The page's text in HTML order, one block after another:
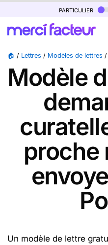
particulier
🏠 / Lettres / Modèles de lettres /
Modèle
proche
Un modèle de lettre